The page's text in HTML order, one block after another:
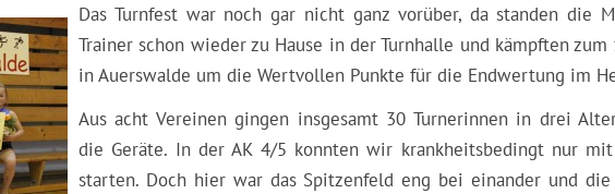
Das Turnfest war noch gar nicht ganz vorüber, da standen die
Trainer schon wieder zu Hause in der Turnhalle und kämpften
in Auerswalde um die Wertvollen Punkte für die Endwertung im
Aus acht Vereinen gingen insgesamt 30 Turnerinnen in drei
die Geräte. In der AK 4/5 konnten wir krankheitsbedingt nur
starten. Doch hier war das Spitzenfeld eng bei einander und